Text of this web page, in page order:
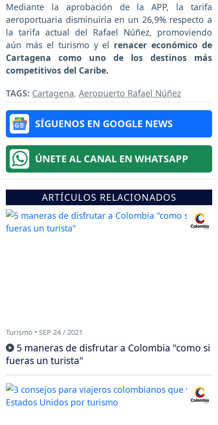
Mediante la aprobación de la APP, la tarifa
aeroportuaria disminuiría en un 26,9% respecto a
la tarifa actual del Rafael Núñez, promoviendo
aún más el turismo y el renacer económico de
Cartagena como uno de los destinos más
competitivos del Caribe.
TAGS: Cartagena, Aeropuerto Rafael Núñez
SÍGUENOS EN GOOGLE NEWS
ÚNETE AL CANAL EN WHATSAPP
ARTÍCULOS RELACIONADOS
Turismo • SEP 24 / 2021
5 maneras de disfrutar a Colombia "como si
fueras un turista"